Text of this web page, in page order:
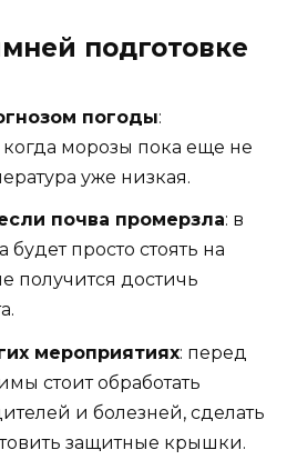
подготовке
погоды:
морозы пока еще не
уже низкая.
почва промерзла: в
будет просто стоять на
получится достичь
мероприятиях: перед
стоит обработать
и болезней, сделать
защитные крышки.